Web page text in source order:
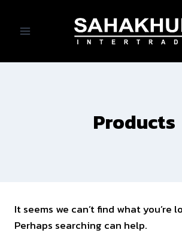
content
Products
It seems we can’t find what you’re
Perhaps searching can help.